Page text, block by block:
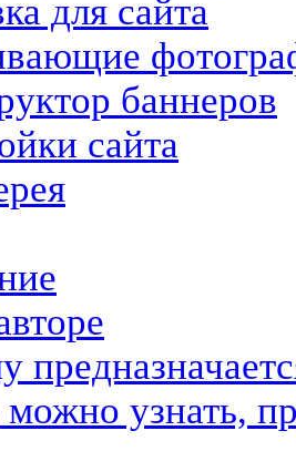
для сайта
баннеров
сайта
узнать,